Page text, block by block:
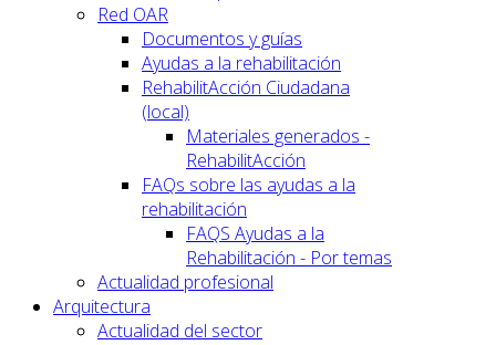
Red OAR
Documentos y guías
Ayudas a la rehabilitación
RehabilitAcción Ciudadana
(local)
Materiales generados -
RehabilitAcción
FAQs sobre las ayudas a la
rehabilitación
FAQS Ayudas a la
Rehabilitación - Por temas
Actualidad profesional
Arquitectura
Actualidad del sector